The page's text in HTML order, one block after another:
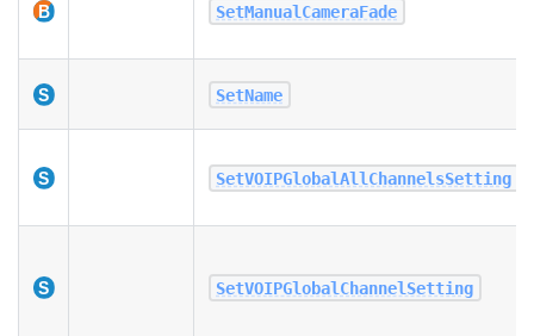
SetManualCameraFade
SetName
SetVOIPGlobalAllChannelsSetting
SetVOIPGlobalChannelSetting